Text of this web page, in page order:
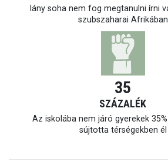
lány soha nem fog megtanulni írni
szubszaharai Afrikában
35
SZÁZALÉK
Az iskolába nem járó gyerekek
sújtotta térségekben él